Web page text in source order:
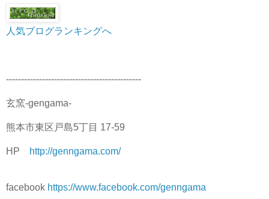
人気ブログランキングへ
---------------------------------------------
玄窯-gengama-
熊本市東区戸島5丁目 17-59
HP http://genngama.com/
facebook https://www.facebook.com/genngama